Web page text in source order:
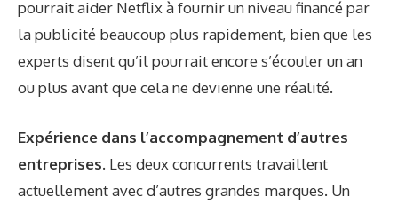
pourrait aider Netflix à fournir un niveau financé par
la publicité beaucoup plus rapidement, bien que les
experts disent qu’il pourrait encore s’écouler un an
ou plus avant que cela ne devienne une réalité.
Expérience dans l’accompagnement d’autres
entreprises. Les deux concurrents travaillent
actuellement avec d’autres grandes marques. Un